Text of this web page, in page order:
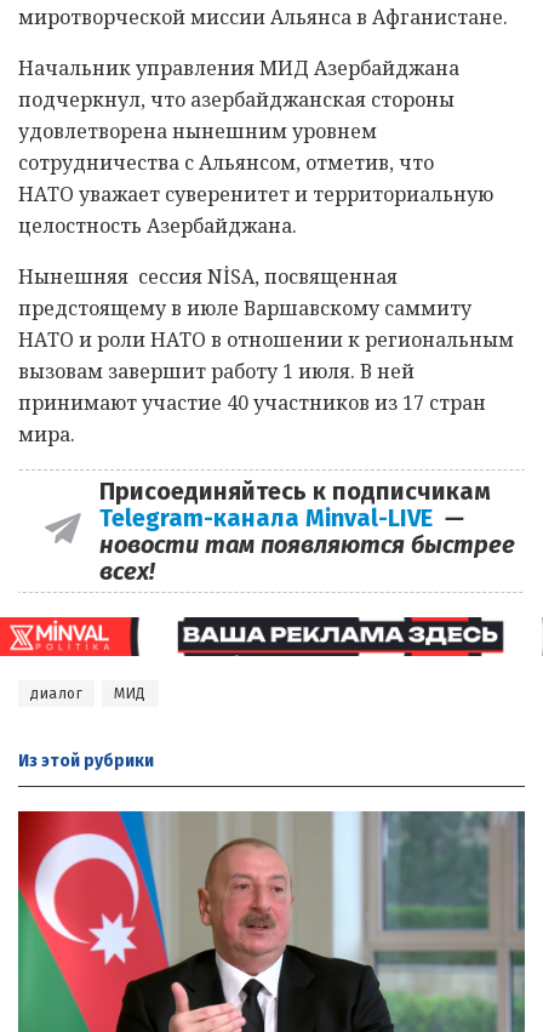
миротворческой миссии Альянса в Афганистане.
Начальник управления МИД Азербайджана
подчеркнул, что азербайджанская стороны
удовлетворена нынешним уровнем
сотрудничества с Альянсом, отметив, что
НАТО уважает суверенитет и территориальную
целостность Азербайджана.
Нынешняя сессия NİSA, посвященная
предстоящему в июле Варшавскому саммиту
НАТО и роли НАТО в отношении к региональным
вызовам завершит работу 1 июля. В ней
принимают участие 40 участников из 17 стран
мира.
Присоединяйтесь к подписчикам
Telegram-канала Minval-LIVE —
новости там появляются быстрее
всех!
диалог МИД
Из этой рубрики